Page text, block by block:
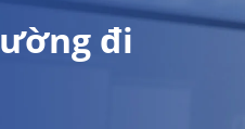
đường đi